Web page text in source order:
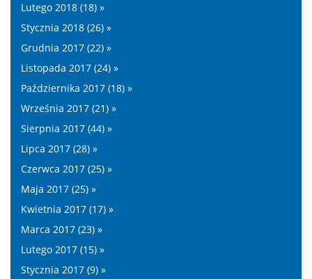
Lutego 2018 (18) »
Stycznia 2018 (26) »
Grudnia 2017 (22) »
Listopada 2017 (24) »
Października 2017 (18) »
Września 2017 (21) »
Sierpnia 2017 (44) »
Lipca 2017 (28) »
Czerwca 2017 (25) »
Maja 2017 (25) »
Kwietnia 2017 (17) »
Marca 2017 (23) »
Lutego 2017 (15) »
Stycznia 2017 (9) »